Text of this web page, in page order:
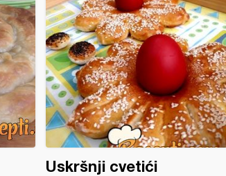
Uskršnji cvetići